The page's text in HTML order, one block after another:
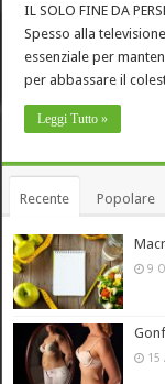
IL SOLO FINE DA
Spesso alla
essenziale per
per abbassare il
Leggi Tutto »
Recente Popolare
9
15